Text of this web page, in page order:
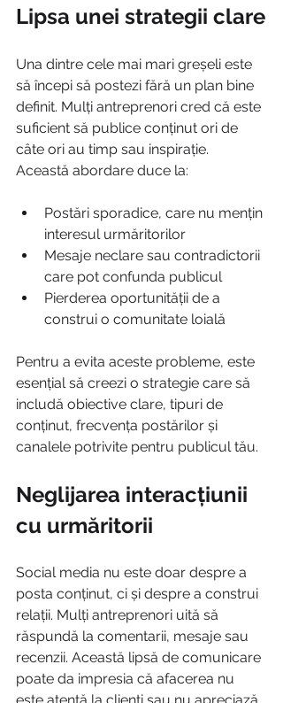
Lipsa unei strategii clare
Una dintre cele mai mari greșeli este
să începi să postezi fără un plan bine
definit. Mulți antreprenori cred că este
suficient să publice conținut ori de
câte ori au timp sau inspirație.
Această abordare duce la:
Postări sporadice, care nu mențin
interesul urmăritorilor
Mesaje neclare sau contradictorii
care pot confunda publicul
Pierderea oportunității de a
construi o comunitate loială
Pentru a evita aceste probleme, este
esențial să creezi o strategie care să
includă obiective clare, tipuri de
conținut, frecvența postărilor și
canalele potrivite pentru publicul tău.
Neglijarea interacțiunii
cu urmăritorii
Social media nu este doar despre a
posta conținut, ci și despre a construi
relații. Mulți antreprenori uită să
răspundă la comentarii, mesaje sau
recenzii. Această lipsă de comunicare
poate da impresia că afacerea nu